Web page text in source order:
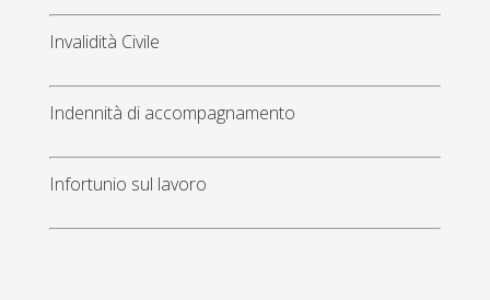
Invalidità Civile
Indennità di accompagnamento
Infortunio sul lavoro